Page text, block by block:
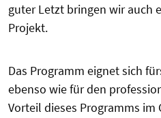
guter Letzt bringen wir auch
Projekt.
Das Programm eignet sich
ebenso wie für den
Vorteil dieses Programms im